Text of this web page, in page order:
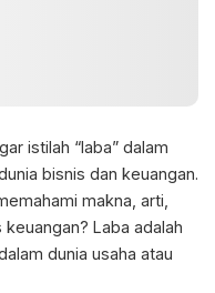
istilah “laba” dalam
bisnis dan keuangan.
makna, arti,
Laba adalah
dunia usaha atau